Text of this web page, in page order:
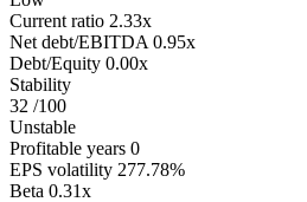
Current ratio 2.33x
Net debt/EBITDA 0.95x
Debt/Equity 0.00x
Stability
32 /100
Unstable
Profitable years 0
EPS volatility 277.78%
Beta 0.31x